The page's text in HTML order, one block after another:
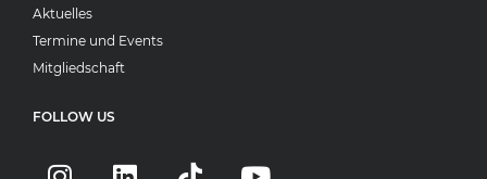
Aktuelles
Termine und Events
Mitgliedschaft
FOLLOW US